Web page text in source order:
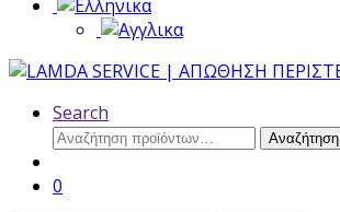
Search
Αναζήτηση
Αναζήτηση
0